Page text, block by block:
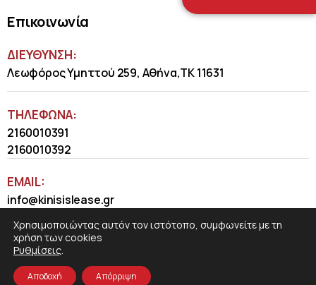
Επικοινωνία
ΔΙΕΥΘΥΝΣΗ:
Λεωφόρος Υμηττού 259, Αθήνα,ΤΚ 11631
ΤΗΛΈΦΩΝΑ:
2160010391
2160010392
EMAIL:
info@kinisislease.gr
Χρησιμοποιώντας αυτόν τον ιστότοπο, συμφωνείτε με τη
χρήση των cookies
Ρυθμίσεις.
Αποδοχή Απόρριψη